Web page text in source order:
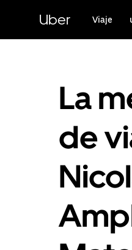
contenido
principal
Uber Viaje
La
de